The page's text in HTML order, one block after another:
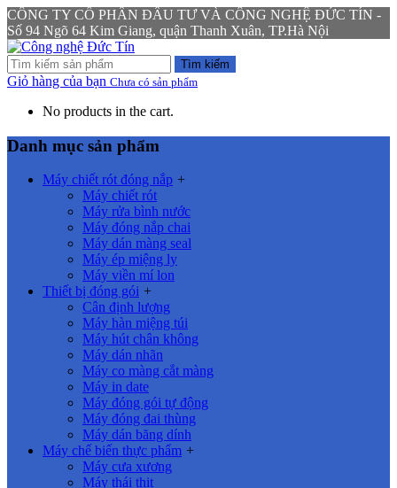
CÔNG TY CỔ PHẦN ĐẦU TƯ VÀ CÔNG NGHỆ ĐỨC TÍN -
Số 94 Ngõ 64 Kim Giang, quận Thanh Xuân, TP.Hà Nội
Tìm kiếm
Giỏ hàng của bạn Chưa có sản phẩm
No products in the cart.
Danh mục sản phẩm
Máy chiết rót đóng nắp +
Máy chiết rót
Máy rửa bình nước
Máy đóng nắp chai
Máy dán màng seal
Máy ép miệng ly
Máy viền mí lon
Thiết bị đóng gói +
Cân định lượng
Máy hàn miệng túi
Máy hút chân không
Máy dán nhãn
Máy co màng cắt màng
Máy in date
Máy đóng gói tự động
Máy đóng đai thùng
Máy dán băng dính
Máy chế biến thực phẩm +
Máy cưa xương
Máy thái thịt